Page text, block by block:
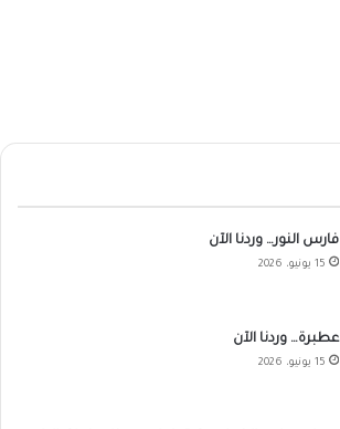
فارس النور… وردنا الآن
15 يونيو، 2026
عطبرة… وردنا الآن
15 يونيو، 2026